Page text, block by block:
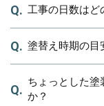
ん。後悔しないために
いただけるように、ベ
弊社では、最長10年
によって異なります）
一軒一軒丁寧に仕上げ
工事の日数はど
2週間ほどとお考えく
すが、2週間ほどが目
細かい作業内容によ
し、ご報告させていた
塗替え時期の目
前回塗装した塗料のグ
装された事のない方
ちょっとした塗
か？